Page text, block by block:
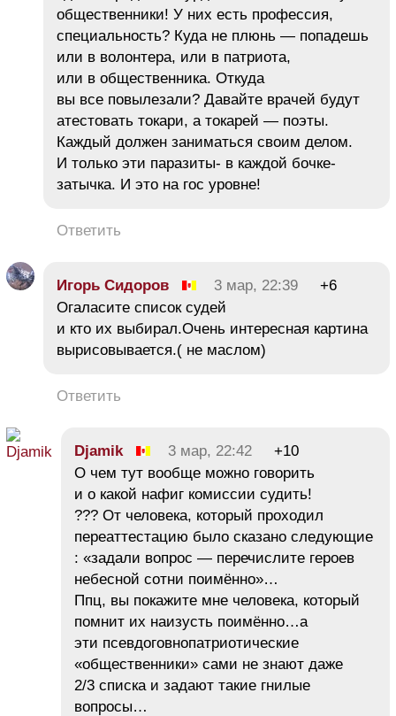
общественники! У них есть профессия,
специальность? Куда не плюнь — попадешь
или в волонтера, или в патриота,
или в общественника. Откуда
вы все повылезали? Давайте врачей будут
атестовать токари, а токарей — поэты.
Каждый должен заниматься своим делом.
И только эти паразиты- в каждой бочке-
затычка. И это на гос уровне!
Ответить
Игорь Сидоров 3 мар, 22:39
+6
Огаласите список судей
и кто их выбирал.Очень интересная картина
вырисовывается.( не маслом)
Ответить
Djamik 3 мар, 22:42
+10
О чем тут вообще можно говорить
и о какой нафиг комиссии судить!
??? От человека, который проходил
переаттестацию было сказано следующие
: «задали вопрос — перечислите героев
небесной сотни поимённо»…
Ппц, вы покажите мне человека, который
помнит их наизусть поимённо…а
эти псевдоговнопатриотические
«общественники» сами не знают даже
2/3 списка и задают такие гнилые
вопросы…